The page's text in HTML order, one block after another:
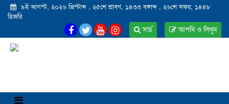
৯ই আগস্ট, ২০২৬ খ্রিস্টাব্দ , ২৫শে শ্রাবণ, ১৪৩৩ বঙ্গাব্দ , ২৬শে সফর, ১৪৪৮
হিজরি
আপনি ও লিখুন
সার্চ